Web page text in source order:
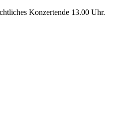
Konzertende 13.00 Uhr.